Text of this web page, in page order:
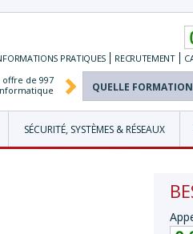
PRATIQUES RECRUTEMENT
de 997
SÉCURITÉ, SYSTÈMES & RÉSEAUX